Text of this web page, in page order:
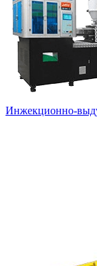
Инжекционно-